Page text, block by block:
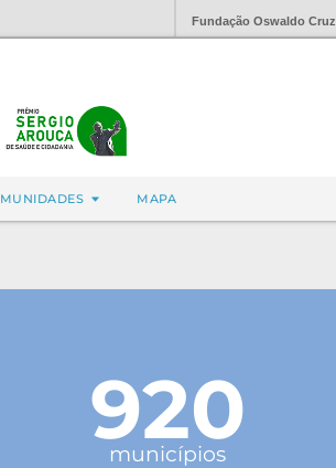
Fundação Oswaldo Cruz
MAPA
920
municípios